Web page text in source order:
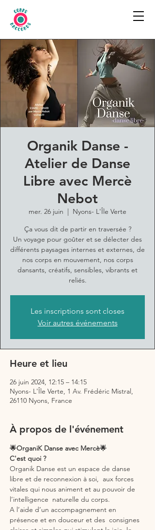
Organik Danse -
Atelier de Danse
Libre avec Mercè
Nebot
mer. 26 juin
  |
Nyons- L'Île Verte
Ça vous dit de partir en traversée ?
Un voyage pour goûter et se délecter des
différents paysages internes et externes, de
nos corps en mouvement, nos corps
dansants, créatifs, sensibles, vibrants et
reliés.
Les inscriptions sont closes
Voir autres événements
Heure et lieu
26 juin 2024, 12:15 – 14:15
Nyons- L'Île Verte, 1 Av. Frédéric Mistral,
26110 Nyons, France
À propos de l'événement
🌟OrganiK Danse avec Mercè🌟
C'est quoi ?
Organik Danse est un espace de danse
libre et de reconnexion à soi,  aux forces
vitales qui nous animent et au pouvoir de
l’intelligence  naturelle du corps.
A l’aide d’un accompagnement en
présence et en douceur et des  consignes